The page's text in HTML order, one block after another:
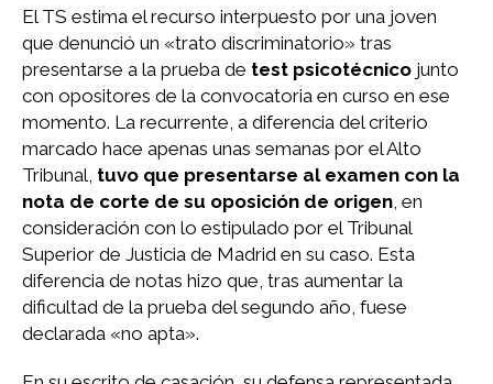
El TS estima el recurso interpuesto por una joven
que denunció un «trato discriminatorio» tras
presentarse a la prueba de test psicotécnico junto
con opositores de la convocatoria en curso en ese
momento. La recurrente, a diferencia del criterio
marcado hace apenas unas semanas por el Alto
Tribunal, tuvo que presentarse al examen con la
nota de corte de su oposición de origen , en
consideración con lo estipulado por el Tribunal
Superior de Justicia de Madrid en su caso. Esta
diferencia de notas hizo que, tras aumentar la
dificultad de la prueba del segundo año, fuese
declarada «no apta».